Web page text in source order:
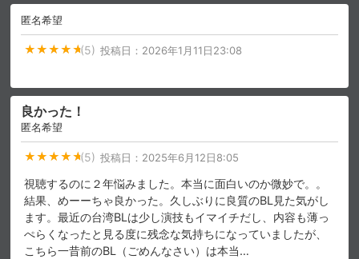
匿名希望
(5) 投稿日： 2026年1月11日23:08
良かった！
匿名希望
(5) 投稿日： 2025年6月12日8:05
視聴するのに２年悩みました。本当に面白いのか微妙で。。
結果、めーーちゃ良かった。久しぶりに良質のBL見た気がし
ます。最近の台湾BLは少し演技もイマイチだし、内容も薄っ
ぺらくなったと見る度に残念な気持ちになっていましたが、
こちら一昔前のBL（ごめんなさい）は本当…